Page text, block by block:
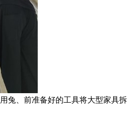
兔、前准备好的工具将大型家具拆